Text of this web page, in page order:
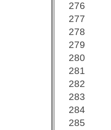
276
277
278
279
280
281
282
283
284
285